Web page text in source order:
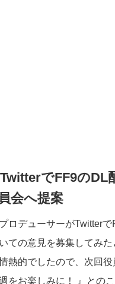
でFF9のDL
へ提案
ロデューサーがTwitter
ての意見を募集してみ
熱的でしたので、次回役
をお楽しみに！ 』との